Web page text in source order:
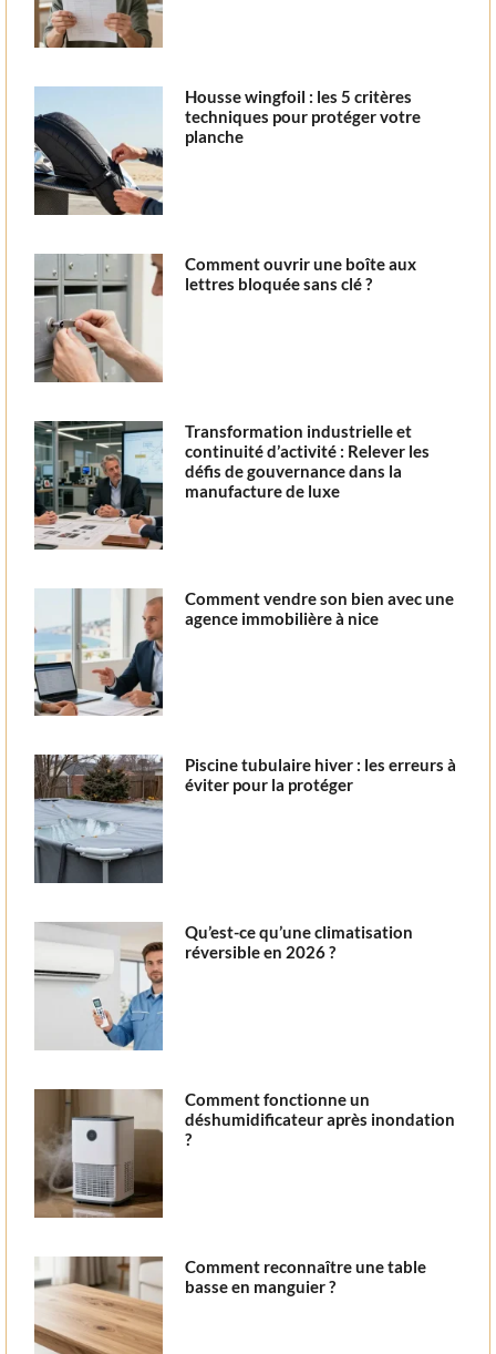
Housse wingfoil : les 5 critères
techniques pour protéger votre
planche
Comment ouvrir une boîte aux
lettres bloquée sans clé ?
Transformation industrielle et
continuité d’activité : Relever les
défis de gouvernance dans la
manufacture de luxe
Comment vendre son bien avec une
agence immobilière à nice
Piscine tubulaire hiver : les erreurs à
éviter pour la protéger
Qu’est-ce qu’une climatisation
réversible en 2026 ?
Comment fonctionne un
déshumidificateur après inondation
?
Comment reconnaître une table
basse en manguier ?